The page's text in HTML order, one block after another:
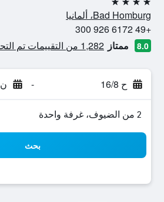
4 نجوم
Bad Homburg، ألمانيا
+49 6172 926 300
8.0 ممتاز 1,282 من التقييمات تم التحقق منها
ح 16/8 - ن 17/8
2 من الضيوف، غرفة واحدة
بحث